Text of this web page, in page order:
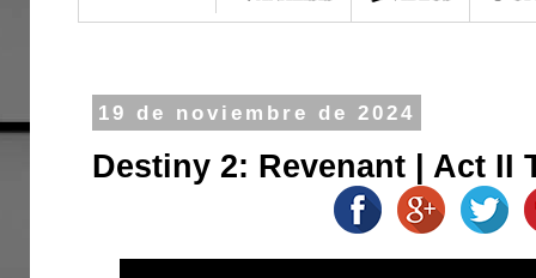
19 de noviembre de 2024
Destiny 2: Revenant | Act II